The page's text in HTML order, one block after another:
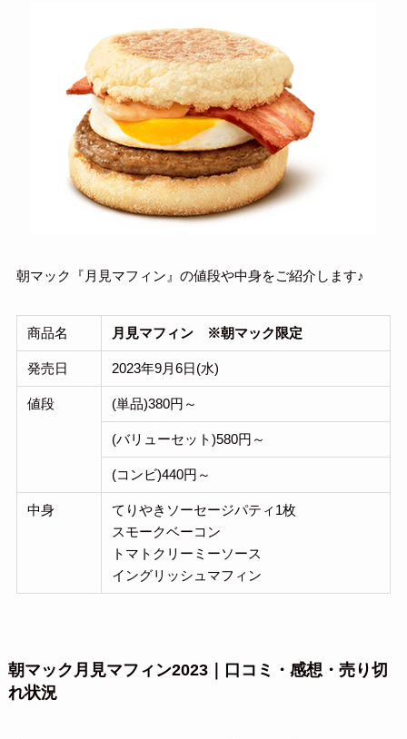
朝マック『月見マフィン』の値段や中身をご紹介します♪
商品名 月見マフィン ※朝マック限定
発売日 2023年9月6日(水)
値段 (単品)380円～
(バリューセット)580円～
(コンビ)440円～
中身
てりやきソーセージパティ1枚
スモークベーコン
トマトクリーミーソース
イングリッシュマフィン
朝マック月見マフィン2023｜口コミ・感想・売り切
れ状況